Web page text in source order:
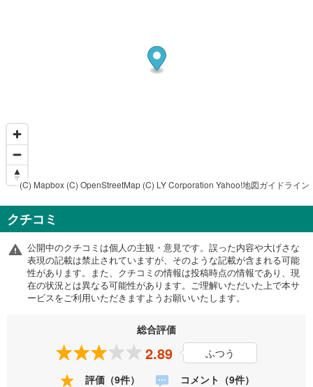
(C) Mapbox (C) OpenStreetMap (C) LY Corporation Yahoo!地図ガイドライン
クチコミ
公開中のクチコミは個人の主観・意見です。誤った内容や大げさな
表現の記載は禁止されていますが、そのような記載が含まれる可能
性があります。また、クチコミの情報は投稿時点の情報であり、現
在の状況とは異なる可能性があります。ご理解いただいた上で本サ
ービスをご利用いただきますようお願いいたします。
総合評価
2.89
ふつう
評価（9件）
コメント（9件）